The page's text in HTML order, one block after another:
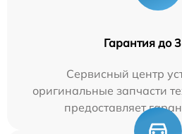
Гарантия до
Сервисный центр
оригинальные запчасти
предоставляет